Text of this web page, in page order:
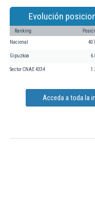
Evolución
Ranking
Nacional
Gipuzkoa
Sector CNAE 4334
Acceda a toda la